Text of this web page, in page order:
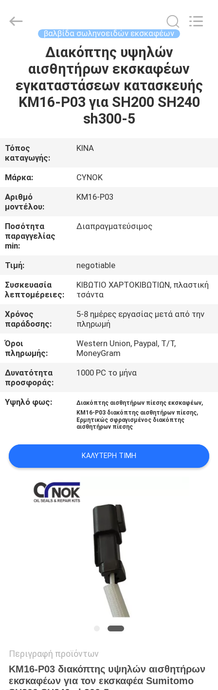
ΠΡΟΪΌΝΤΑ
ΓΎΡΟΣ
ΕΡΓΟΣΤΑΣΊΩΝ
ΠΟΙΟΤΙΚΌΣ
ΈΛΕΓΧΟΣ
ΜΑΣ
ΕΛΆΤΕ
ΣΕ
ΕΠΑΦΉ
ΜΕ
ΕΙΔΉΣΕΙΣ
ΖΗΤΉΣΤΕ
ΈΝΑ
ΑΠΌΣΠΑΣΜΑ
VR
SITEMAP
Trade
βαλβίδα σωληνοειδών εκσκαφέων
Διακόπτης υψηλών
αισθητήρων εκσκαφέων
εγκαταστάσεων κατασκευής
KM16-P03 για SH200 SH240
sh300-5
Τόπος
καταγωγής:
ΚΙΝΑ
Μάρκα:
CYNOK
Αριθμό
μοντέλου:
KM16-P03
Ποσότητα
παραγγελίας
min:
Διαπραγματεύσιμος
Τιμή:
negotiable
Συσκευασία
λεπτομέρειες:
ΚΙΒΩΤΙΟ ΧΑΡΤΟΚΙΒΩΤΙΩΝ, πλαστική
τσάντα
Χρόνος
παράδοσης:
5-8 ημέρες εργασίας μετά από την
πληρωμή
Όροι
πληρωμής:
Western Union, Paypal, T/T,
MoneyGram
Δυνατότητα
προσφοράς:
1000 PC το μήνα
Υψηλό φως: Διακόπτης αισθητήρων πίεσης εκσκαφέων,
KM16-P03 διακόπτης αισθητήρων πίεσης,
Ερμητικώς σφραγισμένος διακόπτης
αισθητήρων πίεσης
ΚΑΛΎΤΕΡΗ ΤΙΜΉ
Περιγραφή προϊόντων
KM16-P03 διακόπτης υψηλών αισθητήρων
εκσκαφέων για τον εκσκαφέα Sumitomo